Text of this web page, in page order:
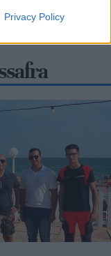
Privacy Policy